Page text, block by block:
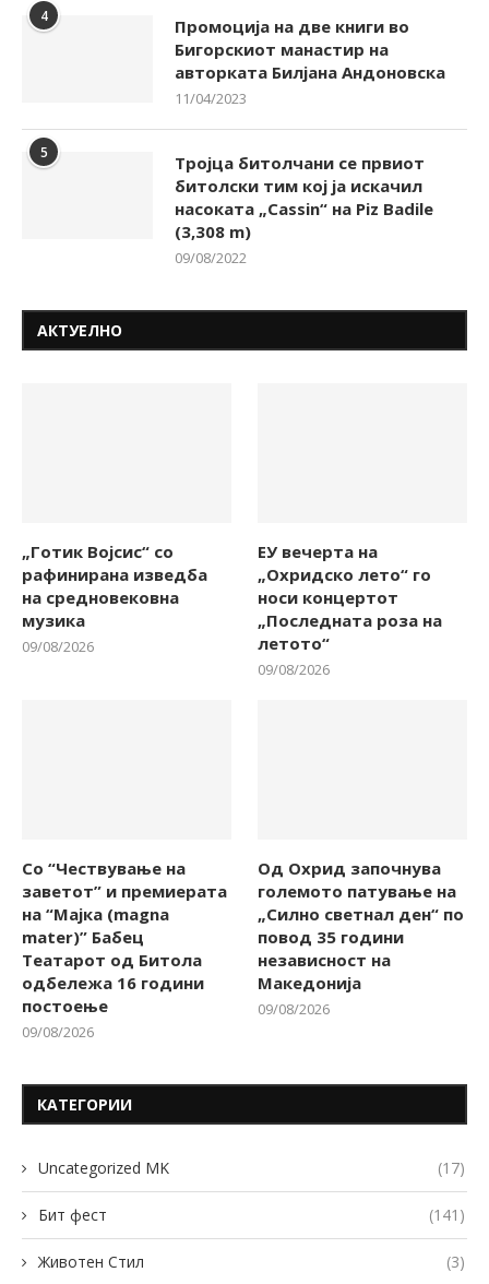
4
Промоција на две книги во
Бигорскиот манастир на
авторката Билјана Андоновска
11/04/2023
5
Тројца битолчани се првиот
битолски тим кој ја искачил
насоката „Cassin“ на Piz Badile
(3,308 m)
09/08/2022
АКТУЕЛНО
„Готик Војсис“ со
рафинирана изведба
на средновековна
музика
09/08/2026
ЕУ вечерта на
„Охридско лето“ го
носи концертот
„Последната роза на
летото“
09/08/2026
Со “Чествување на
заветот” и премиерата
на “Мајка (magna
mater)” Бабец
Театарот од Битола
одбележа 16 години
постоење
09/08/2026
Од Охрид започнува
големото патување на
„Силно светнал ден“ по
повод 35 години
независност на
Македонија
09/08/2026
КАТЕГОРИИ
Uncategorized MK (17)
Бит фест (141)
Животен Стил (3)